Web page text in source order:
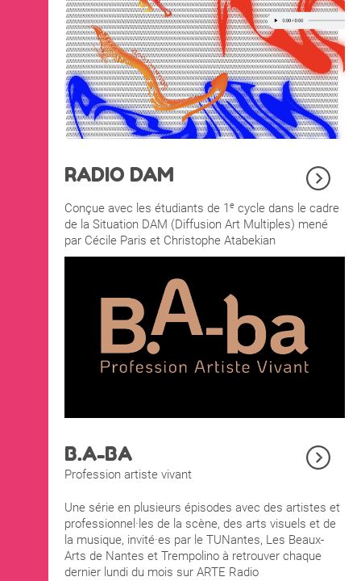
RADIO DAM
Conçue avec les étudiants de 1 e cycle dans le cadre
de la Situation DAM (Diffusion Art Multiples) mené
par Cécile Paris et Christophe Atabekian
B.A-BA
Profession artiste vivant
Une série en plusieurs épisodes avec des artistes et
professionnel·les de la scène, des arts visuels et de
la musique, invité·es par le TUNantes, Les Beaux-
Arts de Nantes et Trempolino à retrouver chaque
dernier lundi du mois sur ARTE Radio